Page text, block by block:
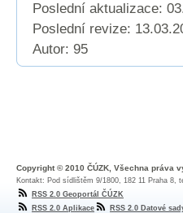
Poslední aktualizace:
Poslední revize:
Autor: 95
Copyright © 2010 ČÚZK, Všechna práva
Kontakt: Pod sídlištěm 9/1800, 182 11 Praha 8,
RSS 2.0 Geoportál ČÚZK
RSS 2.0 Aplikace
RSS 2.0 Datové